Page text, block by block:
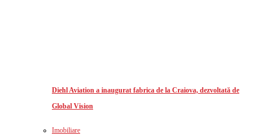
Diehl Aviation a inaugurat fabrica de la Craiova, dezvoltată de
Global Vision
Imobiliare